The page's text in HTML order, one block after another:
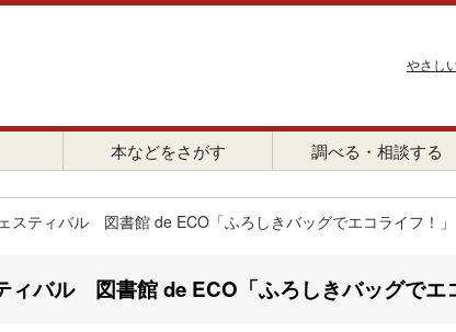
やさし
本などをさがす 調べる・相談する
スティバル 図書館 de ECO「ふろしきバッグでエコライフ！
ィバル 図書館 de ECO「ふろしきバッグで